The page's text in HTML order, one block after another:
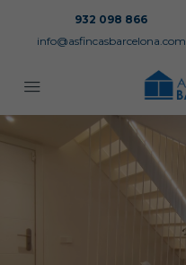
932 098 866
info@asfincasbarcelona.com